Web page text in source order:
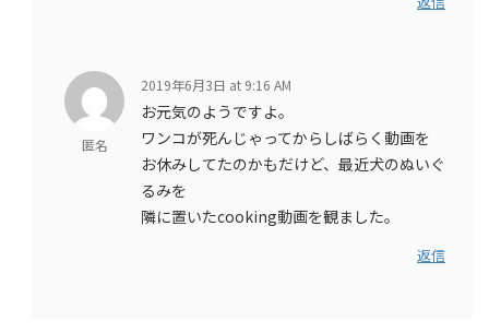
匿名
2019年6月3日 at 9:16 AM
お元気のようですよ。
ワンコが死んじゃってからしばらく動画を
お休みしてたのかもだけど、最近犬のぬいぐ
るみを
隣に置いたcooking動画を観ました。
返信